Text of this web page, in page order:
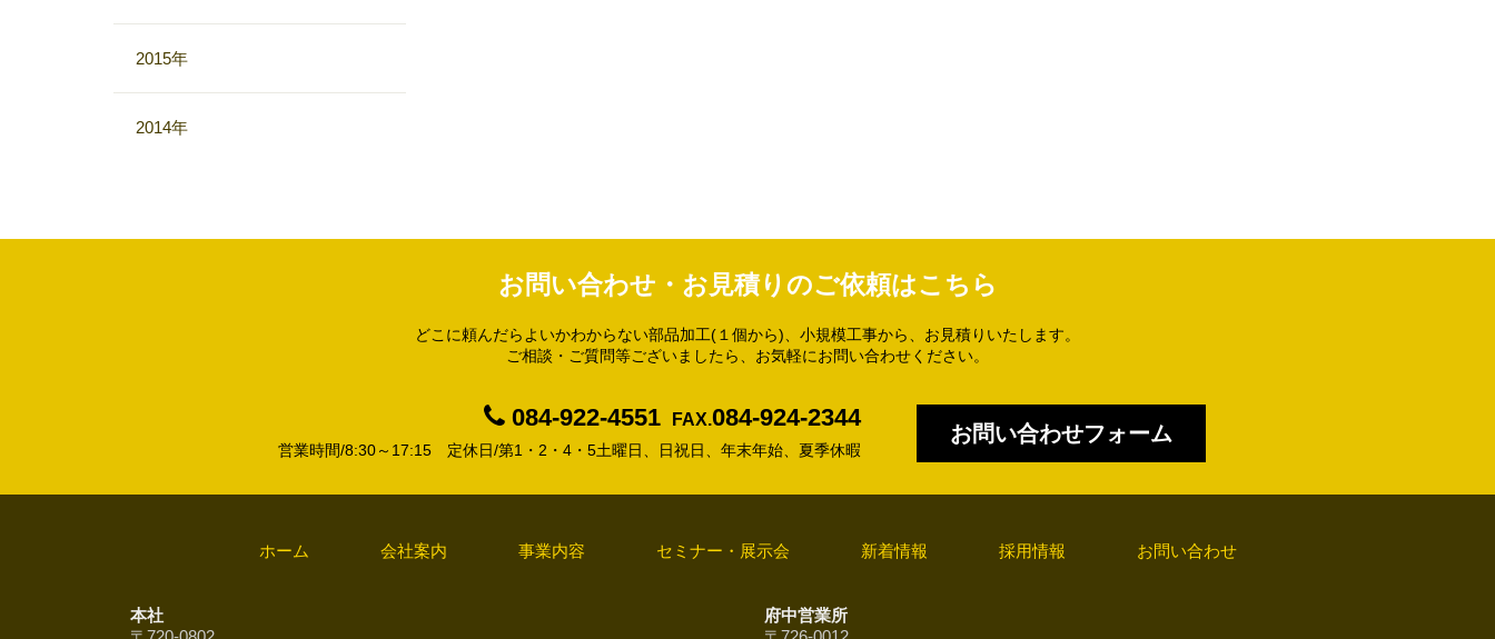
2015年
2014年
お問い合わせ・お見積りのご依頼はこちら
どこに頼んだらよいかわからない部品加工(１個から)、小規模工事から、お見積りいたします。
ご相談・ご質問等ございましたら、お気軽にお問い合わせください。
084-922-4551 FAX.084-924-2344
営業時間/8:30～17:15 定休日/第1・2・4・5土曜日、日祝日、年末年始、夏季休暇
お問い合わせフォーム
ホーム 会社案内 事業内容 セミナー・展示会 新着情報 採用情報 お問い合わせ
本社
府中営業所